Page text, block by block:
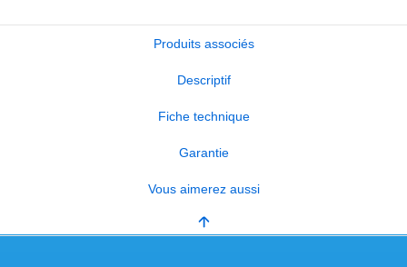
Produits associés
Descriptif
Fiche technique
Garantie
Vous aimerez aussi